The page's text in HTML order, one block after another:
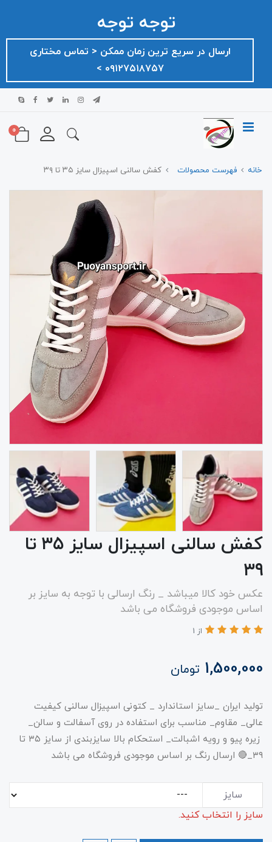
توجه توجه
ارسال در سریع ترین زمان ممکن ‌< تماس مختاری
۰۹۱۲۷۵۱۸۷۵۷ >
0
خانه فهرست محصولات کفش سالنی اسپیزال سایز ۳۵ تا ۳۹
کفش سالنی اسپیزال سایز ۳۵ تا
۳۹
عکس خود کالا میباشد _ رنگ ارسالی با توجه به سایز بر
اساس موجودی فروشگاه می باشد
از 1
1,500,000 تومان
تولید ایران _سایز استاندارد _ کتونی اسپیزال سالنی کیفیت
عالی_ مقاوم_ مناسب برای استفاده در روی آسفالت و سالن_
زیره پیو و رویه اشبالت_ استحکام بالا سایزبندی از سایز ۳۵ تا
۳۹_🔴 ارسال رنگ بر اساس موجودی فروشگاه می باشد
سایز
سایز را انتخاب کنید.